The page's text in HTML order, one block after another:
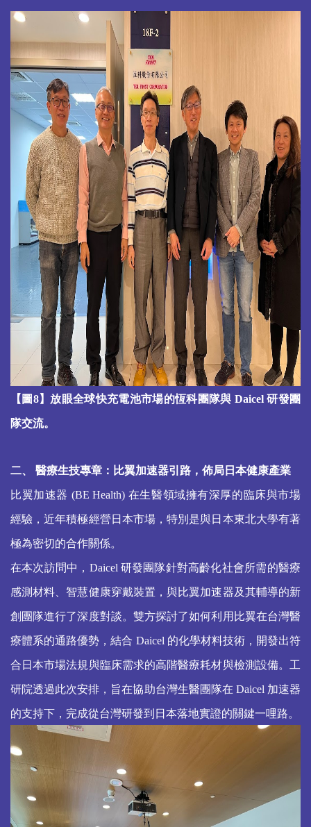
【圖8】放眼全球快充電池市場的恆科團隊與 Daicel 研發團
隊交流。
二、 醫療生技專章：比翼加速器引路，佈局日本健康產業
比翼加速器 (BE Health) 在生醫領域擁有深厚的臨床與市場
經驗，近年積極經營日本市場，特別是與日本東北大學有著
極為密切的合作關係。
在本次訪問中，Daicel 研發團隊針對高齡化社會所需的醫療
感測材料、智慧健康穿戴裝置，與比翼加速器及其輔導的新
創團隊進行了深度對談。雙方探討了如何利用比翼在台灣醫
療體系的通路優勢，結合 Daicel 的化學材料技術，開發出符
合日本市場法規與臨床需求的高階醫療耗材與檢測設備。工
研院透過此次安排，旨在協助台灣生醫團隊在 Daicel 加速器
的支持下，完成從台灣研發到日本落地實證的關鍵一哩路。